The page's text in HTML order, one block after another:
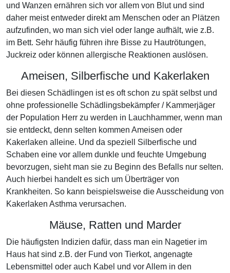
und Wanzen ernähren sich vor allem von Blut und sind
daher meist entweder direkt am Menschen oder an Plätzen
aufzufinden, wo man sich viel oder lange aufhält, wie z.B.
im Bett. Sehr häufig führen ihre Bisse zu Hautrötungen,
Juckreiz oder können allergische Reaktionen auslösen.
Ameisen, Silberfische und Kakerlaken
Bei diesen Schädlingen ist es oft schon zu spät selbst und
ohne professionelle Schädlingsbekämpfer / Kammerjäger
der Population Herr zu werden in Lauchhammer, wenn man
sie entdeckt, denn selten kommen Ameisen oder
Kakerlaken alleine. Und da speziell Silberfische und
Schaben eine vor allem dunkle und feuchte Umgebung
bevorzugen, sieht man sie zu Beginn des Befalls nur selten.
Auch hierbei handelt es sich um Überträger von
Krankheiten. So kann beispielsweise die Ausscheidung von
Kakerlaken Asthma verursachen.
Mäuse, Ratten und Marder
Die häufigsten Indizien dafür, dass man ein Nagetier im
Haus hat sind z.B. der Fund von Tierkot, angenagte
Lebensmittel oder auch Kabel und vor Allem in den